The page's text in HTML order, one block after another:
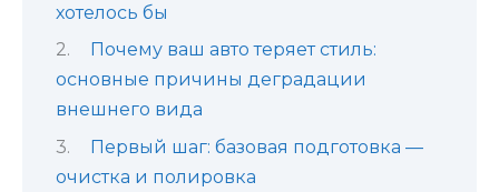
хотелось бы
Почему ваш авто теряет стиль:
основные причины деградации
внешнего вида
Первый шаг: базовая подготовка —
очистка и полировка